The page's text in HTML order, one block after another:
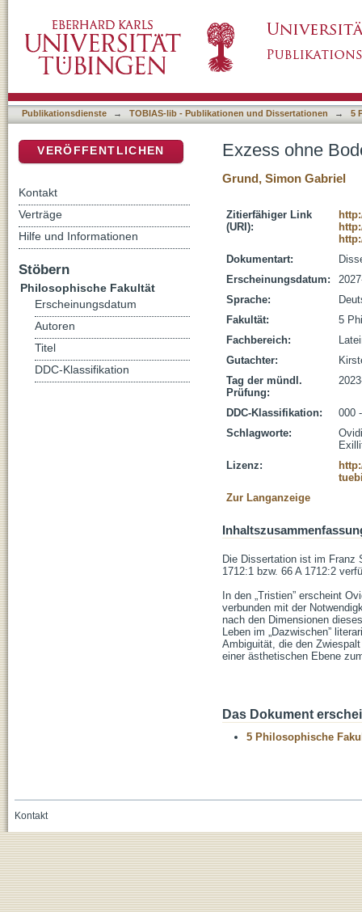
Publikationsdienste → TOBIAS-lib - Publikationen und Dissertationen → 5
Exzess ohne
Grund, Simon Gabriel
Zitierfähiger Link
(URI):
Dokumentart:
Erscheinungsdatum:
Sprache:
Fakultät:
5
Fachbereich:
Gutachter:
Tag der mündl.
Prüfung:
DDC-Klassifikation:
000
Schlagworte:
Lizenz:
Zur Langanzeige
Die Dissertation ist im Franz
1712:1 bzw. 66 A 1712:2
In den „Tristien” erscheint
verbunden mit der
nach den Dimensionen
Leben im „Dazwischen”
Ambiguität, die den
einer ästhetischen Ebene
Das Dokument
5 Philosophische
VERÖFFENTLICHEN
Kontakt
Verträge
Hilfe und Informationen
Stöbern
Philosophische Fakultät
Erscheinungsdatum
Autoren
Titel
DDC-Klassifikation
Kontakt